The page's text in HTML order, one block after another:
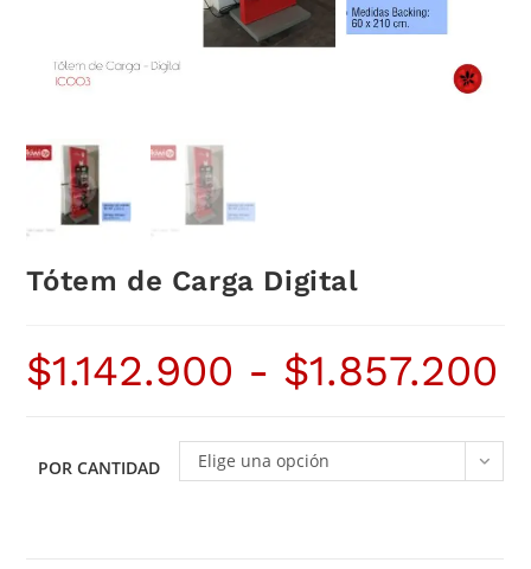
Tótem de Carga Digital
$1.142.900 - $1.857.200
POR CANTIDAD Elige una opción